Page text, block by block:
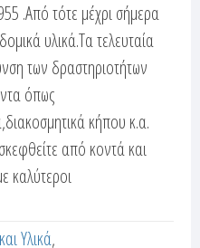
.Από τότε μέχρι σήμερα
υλικά.Τα τελευταία
των δραστηριοτήτων
όπως
κήπου κ.α.
από κοντά και
καλύτεροι
Υλικά